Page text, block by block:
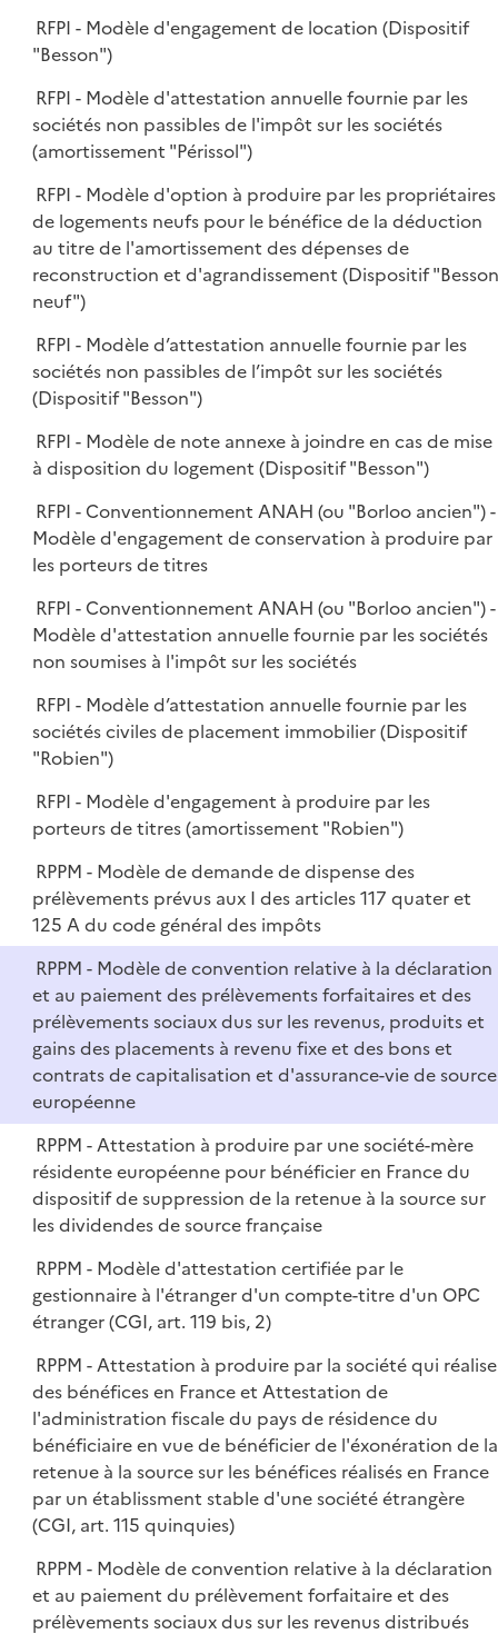
RFPI - Modèle d'engagement de location (Dispositif
"Besson")
RFPI - Modèle d'attestation annuelle fournie par les
sociétés non passibles de l'impôt sur les sociétés
(amortissement "Périssol")
RFPI - Modèle d'option à produire par les propriétaires
de logements neufs pour le bénéfice de la déduction
au titre de l'amortissement des dépenses de
reconstruction et d'agrandissement (Dispositif "Besson
neuf")
RFPI - Modèle d’attestation annuelle fournie par les
sociétés non passibles de l’impôt sur les sociétés
(Dispositif "Besson")
RFPI - Modèle de note annexe à joindre en cas de mise
à disposition du logement (Dispositif "Besson")
RFPI - Conventionnement ANAH (ou "Borloo ancien") -
Modèle d'engagement de conservation à produire par
les porteurs de titres
RFPI - Conventionnement ANAH (ou "Borloo ancien") -
Modèle d'attestation annuelle fournie par les sociétés
non soumises à l'impôt sur les sociétés
RFPI - Modèle d’attestation annuelle fournie par les
sociétés civiles de placement immobilier (Dispositif
"Robien")
RFPI - Modèle d'engagement à produire par les
porteurs de titres (amortissement "Robien")
RPPM - Modèle de demande de dispense des
prélèvements prévus aux I des articles 117 quater et
125 A du code général des impôts
RPPM - Modèle de convention relative à la déclaration
et au paiement des prélèvements forfaitaires et des
prélèvements sociaux dus sur les revenus, produits et
gains des placements à revenu fixe et des bons et
contrats de capitalisation et d'assurance-vie de source
européenne
RPPM - Attestation à produire par une société-mère
résidente européenne pour bénéficier en France du
dispositif de suppression de la retenue à la source sur
les dividendes de source française
RPPM - Modèle d'attestation certifiée par le
gestionnaire à l'étranger d'un compte-titre d'un OPC
étranger (CGI, art. 119 bis, 2)
RPPM - Attestation à produire par la société qui réalise
des bénéfices en France et Attestation de
l'administration fiscale du pays de résidence du
bénéficiaire en vue de bénéficier de l'éxonération de la
retenue à la source sur les bénéfices réalisés en France
par un établissment stable d'une société étrangère
(CGI, art. 115 quinquies)
RPPM - Modèle de convention relative à la déclaration
et au paiement du prélèvement forfaitaire et des
prélèvements sociaux dus sur les revenus distribués